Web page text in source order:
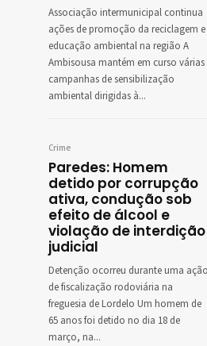
Associação intermunicipal continua
ações de promoção da reciclagem e
educação ambiental na região A
Ambisousa mantém em curso várias
campanhas de sensibilização
ambiental dirigidas à...
Crime
Paredes: Homem
detido por corrupção
ativa, condução sob
efeito de álcool e
violação de interdição
judicial
Detenção ocorreu durante uma ação
de fiscalização rodoviária na
freguesia de Lordelo Um homem de
65 anos foi detido no dia 18 de
março, na...